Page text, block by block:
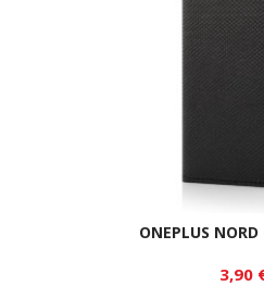
ONEPLUS NORD
3,90